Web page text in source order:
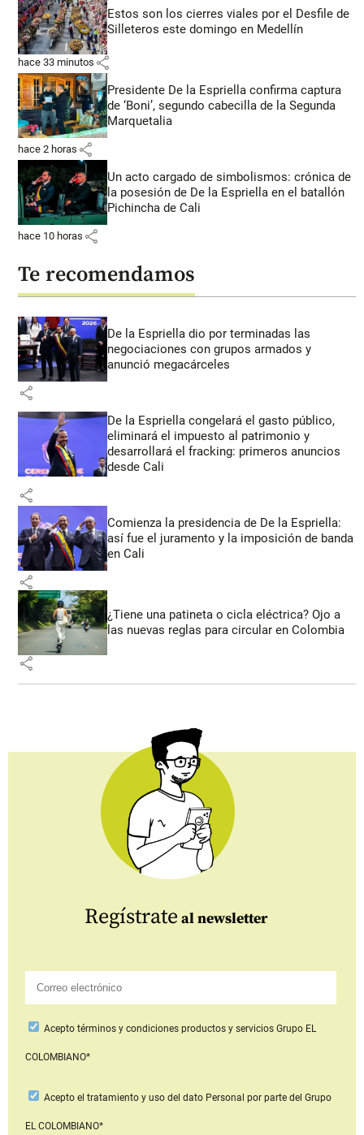
Estos son los cierres viales por el Desfile de
Silleteros este domingo en Medellín
hace 33 minutos share
Presidente De la Espriella confirma captura
de ‘Boni’, segundo cabecilla de la Segunda
Marquetalia
hace 2 horas share
Un acto cargado de simbolismos: crónica de
la posesión de De la Espriella en el batallón
Pichincha de Cali
hace 10 horas share
Te recomendamos
De la Espriella dio por terminadas las
negociaciones con grupos armados y
anunció megacárceles
share
De la Espriella congelará el gasto público,
eliminará el impuesto al patrimonio y
desarrollará el fracking: primeros anuncios
desde Cali
share
Comienza la presidencia de De la Espriella:
así fue el juramento y la imposición de banda
en Cali
share
¿Tiene una patineta o cicla eléctrica? Ojo a
las nuevas reglas para circular en Colombia
share
Regístrate al newsletter
Aceptotérminos y condiciones productos y serviciosGrupo EL
COLOMBIANO*
Acepto el tratamiento y uso del dato Personal por parte del Grupo
EL COLOMBIANO*